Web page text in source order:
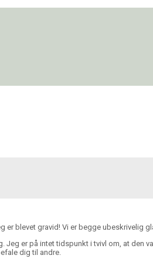
er blevet gravid! Vi er begge ubeskrivelig
er på intet tidspunkt i tvivl om, at den
dig til andre.